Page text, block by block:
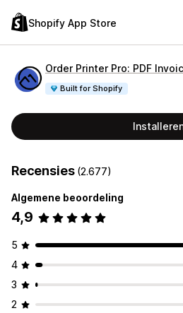
Shopify App Store
Order Printer Pro: PDF
Built for Shopify
Recensies (2.677)
Algemene beoordeling
4,9
5
4
3
2